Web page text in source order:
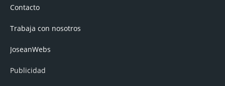
Contacto
Trabaja con nosotros
JoseanWebs
Publicidad